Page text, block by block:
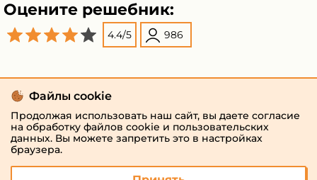
Оцените решебник:
4.4/5 986
Файлы cookie
Продолжая использовать наш сайт, вы даете согласие
на обработку файлов cookie и пользовательских
данных. Вы можете запретить это в настройках
браузера.